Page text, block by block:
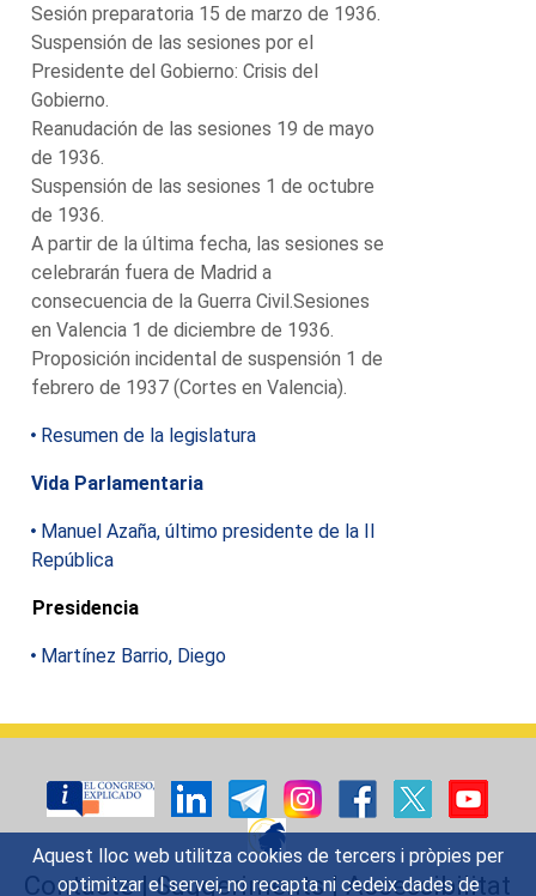
Aquest lloc web utilitza cookies de tercers i pròpies per
optimitzar el servei, no recapta ni cedeix dades de
Sesión preparatoria 15 de marzo de 1936.
Suspensión de las sesiones por el
Presidente del Gobierno: Crisis del
Gobierno.
Reanudación de las sesiones 19 de mayo
de 1936.
Suspensión de las sesiones 1 de octubre
de 1936.
A partir de la última fecha, las sesiones se
celebrarán fuera de Madrid a
consecuencia de la Guerra Civil.Sesiones
en Valencia 1 de diciembre de 1936.
Proposición incidental de suspensión 1 de
febrero de 1937 (Cortes en Valencia).
Resumen de la legislatura
Vida Parlamentaria
Manuel Azaña, último presidente de la II
República
Presidencia
Martínez Barrio, Diego
Contacte|Suggeriments|Accessibilitat